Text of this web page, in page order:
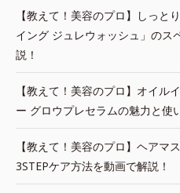
【教えて！美容のプロ】しっと
イング ジュレウォッシュ」のス
説！
【教えて！美容のプロ】オイル
ー グロウプレセラムの魅力と使
【教えて！美容のプロ】ヘアマ
3STEPケア方法を動画で解説！